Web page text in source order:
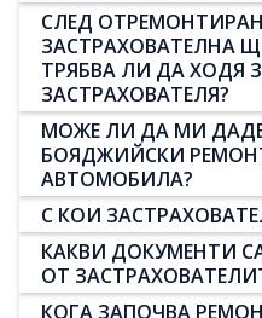
СЛЕД
ЗАСТРАХОВАТЕЛНА
ТРЯБВА ЛИ ДА ХОДЯ
ЗАСТРАХОВАТЕЛЯ?
МОЖЕ ЛИ ДА МИ
БОЯДЖИЙСКИ
АВТОМОБИЛА?
С КОИ
КАКВИ ДОКУМЕНТИ
ОТ
КОГА ЗАПОЧВА